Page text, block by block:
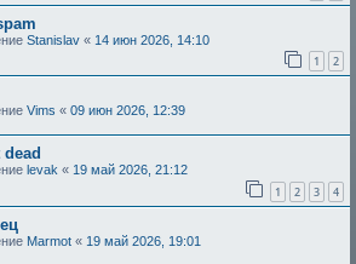
Stanislav « 14 июн 2026, 14:10
1 2
Vims « 09 июн 2026, 12:39
levak « 19 май 2026, 21:12
1 2 3 4
Marmot « 19 май 2026, 19:01